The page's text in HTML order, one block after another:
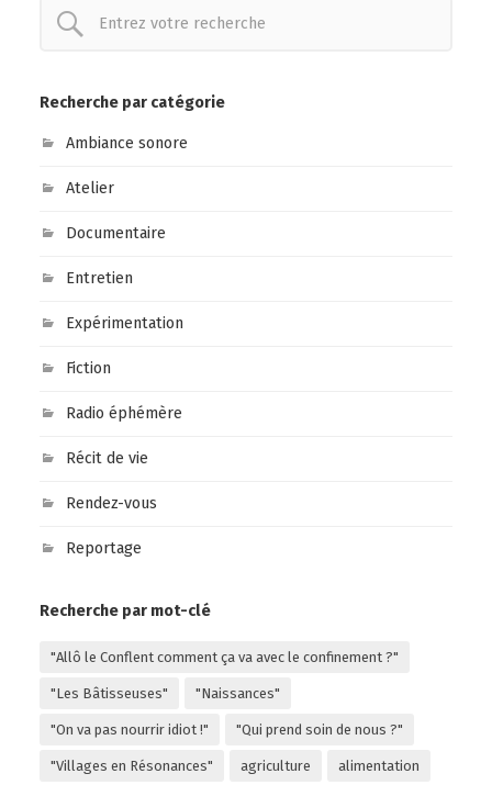
Recherche par catégorie
Ambiance sonore
Atelier
Documentaire
Entretien
Expérimentation
Fiction
Radio éphémère
Récit de vie
Rendez-vous
Reportage
Recherche par mot-clé
"Allô le Conflent comment ça va avec le confinement ?"
"Les Bâtisseuses" "Naissances"
"On va pas nourrir idiot !" "Qui prend soin de nous ?"
"Villages en Résonances" agriculture alimentation